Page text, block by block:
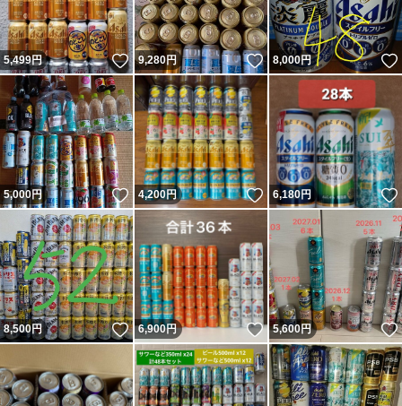
5,499円 いいね！
9,280円 いいね！
8,000円
5,000円 いいね！
4,200円 いいね！
6,180円
8,500円 いいね！
6,900円 いいね！
5,600円